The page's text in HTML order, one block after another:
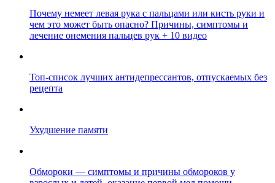
Почему немеет левая рука с пальцами или кисть руки и
чем это может быть опасно? Причины, симптомы и
лечение онемения пальцев рук + 10 видео
Топ-список лучших антидепрессантов, отпускаемых без
рецепта
Ухудшение памяти
Обмороки — симптомы и причины обмороков у